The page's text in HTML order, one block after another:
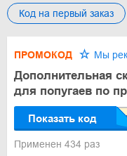
Код на первый заказ
ПРОМОКОД Мы
Дополнительная
для попугаев по
Показать код
Применен 434 раз